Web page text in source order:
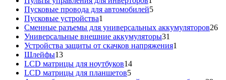
товар
Пусковые провода для автомобилей55
Пусковые устройства1
товар
Сменные разъемы для универсальных аккумуляторов2626
Универсальные внешние аккумуляторы31
товар
Устройства защиты от скачков напряжения1
Шлейфы1313
товаров
LCD матрицы для ноутбуков1414
LCD матрицы для планшетов55